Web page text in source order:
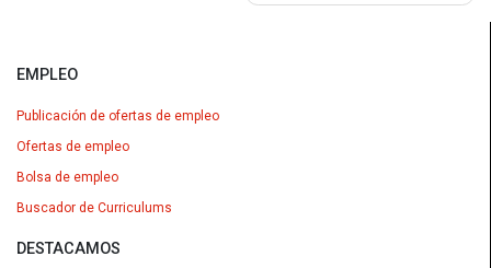
EMPLEO
Publicación de ofertas de empleo
Ofertas de empleo
Bolsa de empleo
Buscador de Curriculums
DESTACAMOS